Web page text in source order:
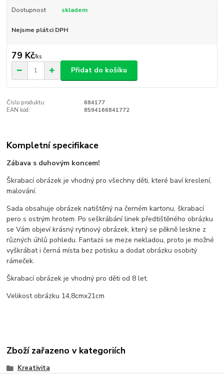
Dostupnost skladem
Nejsme plátci DPH
79 Kč/ks
Přidat do košíku
Číslo produktu:
684177
EAN kód:
8594166841772
Kompletní specifikace
Zábava s duhovým koncem!
Škrabací obrázek je vhodný pro všechny děti, které baví kreslení,
malování.
Sada obsahuje obrázek natištěný na černém kartonu, škrabací
pero s ostrým hrotem. Po seškrábání linek předtištěného obrázku
se Vám objeví krásný rytinový obrázek, který se pěkně leskne z
různých úhlů pohledu. Fantazii se meze nekladou, proto je možné
vyškrábat i černá místa bez potisku a dodat obrázku osobitý
rámeček.
Škrabací obrázek je vhodný pro děti od 8 let.
Velikost obrázku 14,8cmx21cm
Zboží zařazeno v kategoriích
Kreativita